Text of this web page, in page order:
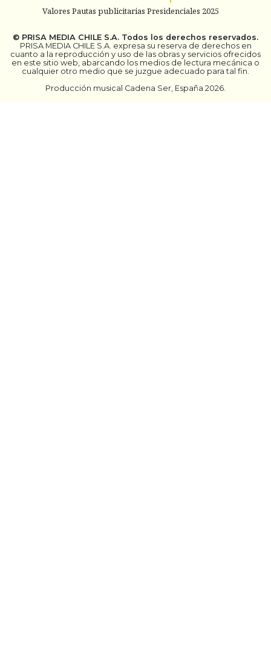
Valores Pautas publicitarias Presidenciales 2025
© PRISA MEDIA CHILE S.A. Todos los derechos reservados.
PRISA MEDIA CHILE S.A. expresa su reserva de derechos en
cuanto a la reproducción y uso de las obras y servicios ofrecidos
en este sitio web, abarcando los medios de lectura mecánica o
cualquier otro medio que se juzgue adecuado para tal fin.
Producción musical Cadena Ser, España 2026.